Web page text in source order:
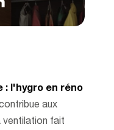
: l'hygro en réno
aux
ventilation fait